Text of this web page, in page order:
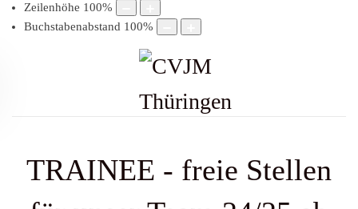
Zeilenhöhe 100%
Buchstabenabstand 100%
TRAINEE - freie Stellen